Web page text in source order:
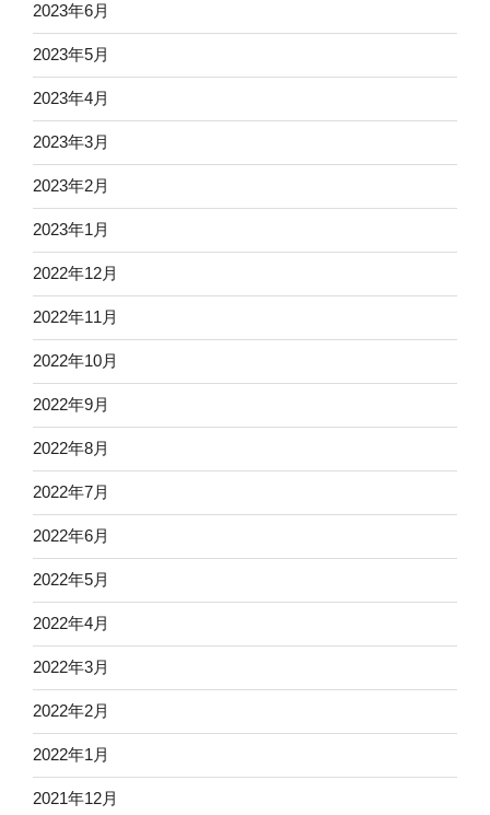
2023年6月
2023年5月
2023年4月
2023年3月
2023年2月
2023年1月
2022年12月
2022年11月
2022年10月
2022年9月
2022年8月
2022年7月
2022年6月
2022年5月
2022年4月
2022年3月
2022年2月
2022年1月
2021年12月